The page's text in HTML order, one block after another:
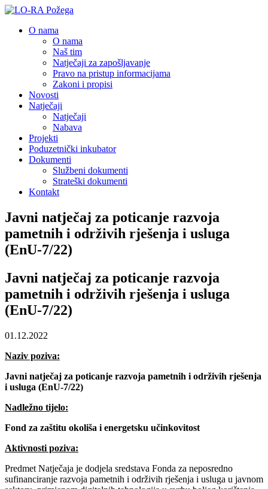
O nama
O nama
Naš tim
Natječaji za zapošljavanje
Pravo na pristup informacijama
Zakoni i propisi
Novosti
Natječaji
Natječaji
Nabava
Projekti
Poduzetnički inkubator
Dokumenti
Službeni dokumenti
Strateški dokumenti
Kontakt
Javni natječaj za poticanje razvoja
pametnih i održivih rješenja i usluga
(EnU-7/22)
Javni natječaj za poticanje razvoja
pametnih i održivih rješenja i usluga
(EnU-7/22)
01.12.2022
Naziv poziva:
Javni natječaj za poticanje razvoja pametnih i održivih rješenja
i usluga (EnU-7/22)
Nadležno tijelo:
Fond za zaštitu okoliša i energetsku učinkovitost
Aktivnosti poziva:
Predmet Natječaja je dodjela sredstava Fonda za neposredno
sufinanciranje razvoja pametnih i održivih rješenja i usluga u javnom